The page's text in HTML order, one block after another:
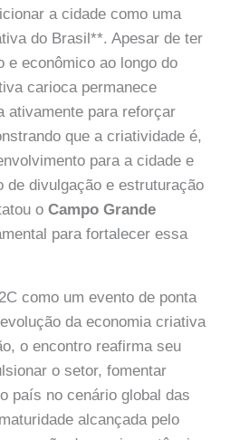
a cidade como uma
do Brasil**. Apesar de ter
e econômico ao longo do
carioca permanece
ativamente para reforçar
que a criatividade é,
para a cidade e
de divulgação e estruturação
oCampo Grande
para fortalecer essa
como um evento de ponta
da economia criativa
o encontro reafirma seu
o setor, fomentar
país no cenário global das
alcançada pelo